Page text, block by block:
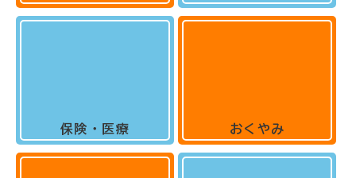
保険・医療 おくやみ